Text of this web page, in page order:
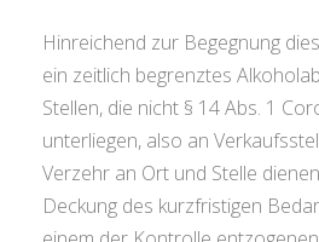
Hinreichend zur Begegnung
ein zeitlich begrenztes
Stellen, die nicht § 14 Abs. 1
unterliegen, also an
Verzehr an Ort und Stelle
Deckung des kurzfristigen